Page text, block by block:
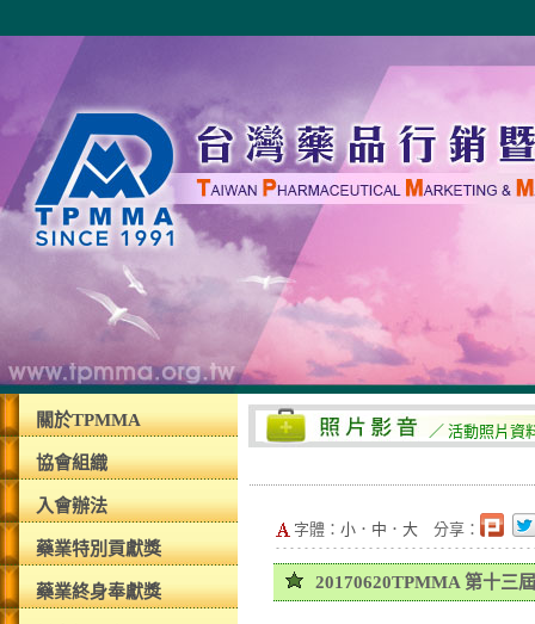
關於TPMMA
協會組織
入會辦法
藥業特別貢獻獎
藥業終身奉獻獎
／ 活動照片資
字體： 小 ． 中 ． 大 分享：
20170620TPMMA 第十三